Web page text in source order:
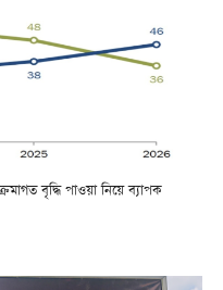
বৃদ্ধি পাওয়া নিয়ে ব্যাপক